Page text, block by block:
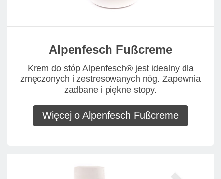
Alpenfesch Fußcreme
Krem do stóp Alpenfesch® jest idealny dla
zmęczonych i zestresowanych nóg. Zapewnia
zadbane i piękne stopy.
Więcej o Alpenfesch Fußcreme